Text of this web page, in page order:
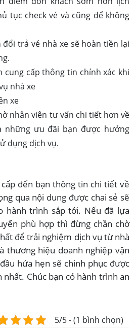
tục check vé và cũng để không
đổi trả vé nhà xe sẽ hoàn tiền lại
cung cấp thông tin chính xác khi
nhà xe
xe
nhân viên tư vấn chi tiết hơn về
những ưu đãi bạn được hưởng
dụng dịch vụ.
đến bạn thông tin chi tiết về
qua nội dung được chai sẻ sẽ
hành trình sắp tới. Nếu đã lựa
phù hợp thì đừng chần chờ
để trải nghiệm dịch vụ từ nhà
thương hiệu doanh nghiệp vận
hứa hẹn sẽ chinh phục được
Chúc bạn có hành trình an
5/5 - (1 bình chọn)